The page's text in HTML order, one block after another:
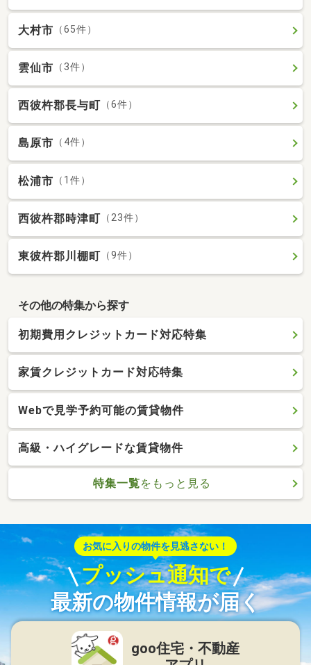
大村市 （65件）
雲仙市 （3件）
西彼杵郡長与町 （6件）
島原市 （4件）
松浦市 （1件）
西彼杵郡時津町 （23件）
東彼杵郡川棚町 （9件）
その他の特集から探す
初期費用クレジットカード対応特集
家賃クレジットカード対応特集
Webで見学予約可能の賃貸物件
高級・ハイグレードな賃貸物件
特集一覧をもっと見る
お気に入りの物件を見逃さない！
プッシュ通知で
最新の物件情報が届く
goo住宅・不動産